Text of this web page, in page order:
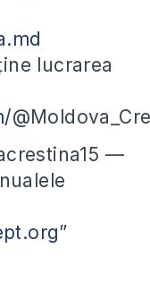
lucrarea
—
”